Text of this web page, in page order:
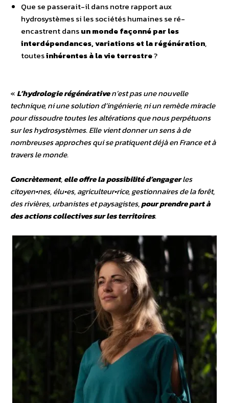
Que se passerait-il dans notre rapport aux
hydrosystèmes si les sociétés humaines se ré-
encastrent dansun monde façonné par les
interdépendances, variationset la régénération,
toutesinhérentes à la vie terrestre?
«L’hydrologie régénérativen’est pas une nouvelle
technique, ni une solution d’ingénierie, ni un remède miracle
pour dissoudre toutes les altérations que nous perpétuons
sur les hydrosystèmes. Elle vient donner un sens à de
nombreuses approches qui se pratiquent déjà en France et à
travers le monde.
Concrètement,elle offre la possibilité d’engagerles
citoyen•nes, élu•es, agriculteur•rice, gestionnaires de la forêt,
des rivières, urbanistes et paysagistes,pourprendre part à
des actions collectives sur les territoires.